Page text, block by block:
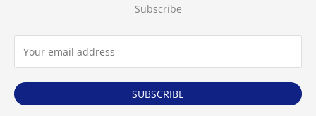
Subscribe
SUBSCRIBE